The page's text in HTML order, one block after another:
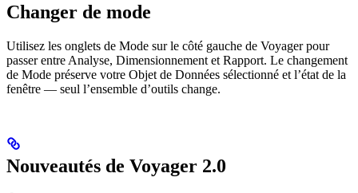
Changer de mode
Utilisez les onglets de Mode sur le côté gauche de Voyager pour
passer entre Analyse, Dimensionnement et Rapport. Le changement
de Mode préserve votre Objet de Données sélectionné et l’état de la
fenêtre — seul l’ensemble d’outils change.
Nouveautés de Voyager 2.0